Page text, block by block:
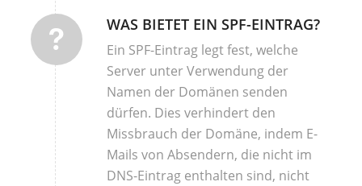
WAS BIETET EIN SPF-EINTRAG?
Ein SPF-Eintrag legt fest, welche
Server unter Verwendung der
Namen der Domänen senden
dürfen. Dies verhindert den
Missbrauch der Domäne, indem E-
Mails von Absendern, die nicht im
DNS-Eintrag enthalten sind, nicht